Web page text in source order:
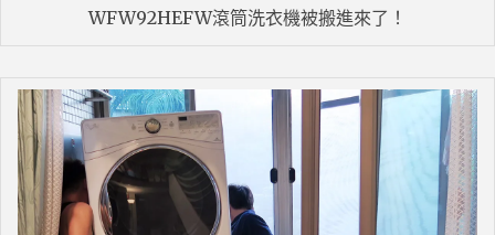
WFW92HEFW滾筒洗衣機被搬進來了！